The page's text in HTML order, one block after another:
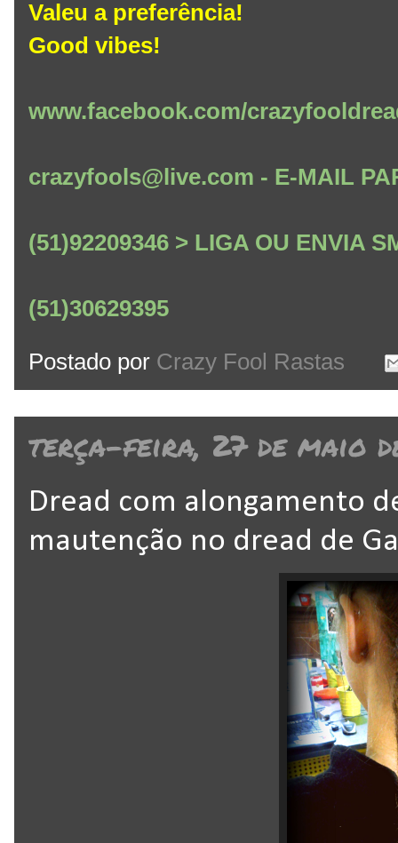
Valeu a preferência!
Good vibes!
www.facebook.com/
crazyfools@live.com - E-MAIL
(51)92209346 > LIGA OU ENVIA
(51)30629395
Postado por Crazy Fool Rastas
terça-feira, 27 de maio
Dread com alongamento
mautenção no dread de